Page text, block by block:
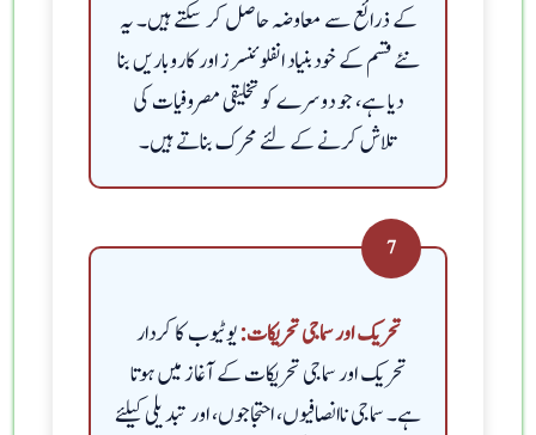
کے ذرائع سے معاوضہ حاصل کر سکتے ہیں۔ یہ
نئے قسم کے خود بنیاد انفلوئنسرز اور کاروباریں بنا
دیا ہے، جو دوسرے کو تخلیقی مصروفیات کی
تلاش کرنے کے لئے محرک بناتے ہیں۔
7
تحریک اور سماجی تحریکات:یوٹیوب کا کردار
تحریک اور سماجی تحریکات کے آغاز میں ہوتا
ہے۔ سماجی ناانصافیوں، احتجاجوں، اور تبدیلی کیلئے